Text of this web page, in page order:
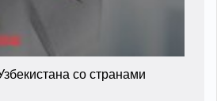
со странами